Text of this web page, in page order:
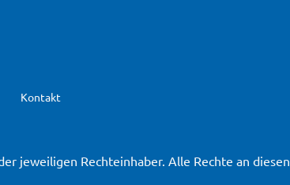
Kontakt
jeweiligen Rechteinhaber. Alle Rechte an diesen